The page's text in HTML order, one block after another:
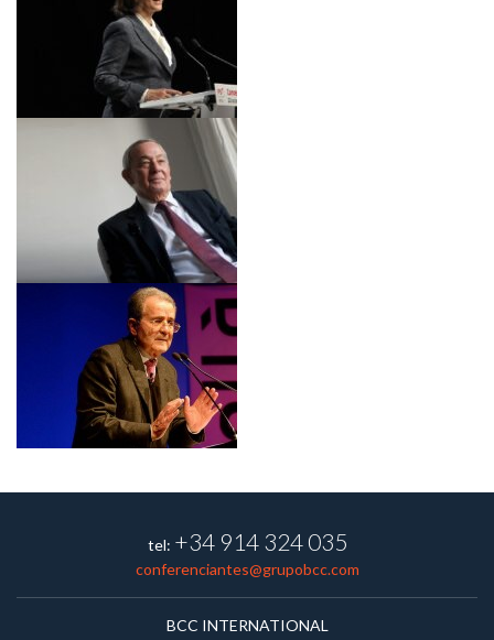
tel: +34 914 324 035
conferenciantes@grupobcc.com
BCC INTERNATIONAL